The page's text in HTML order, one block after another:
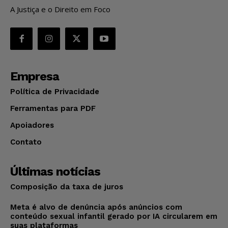
A Justiça e o Direito em Foco
Empresa
Política de Privacidade
Ferramentas para PDF
Apoiadores
Contato
Últimas notícias
Composição da taxa de juros
Meta é alvo de denúncia após anúncios com
conteúdo sexual infantil gerado por IA circularem em
suas plataformas